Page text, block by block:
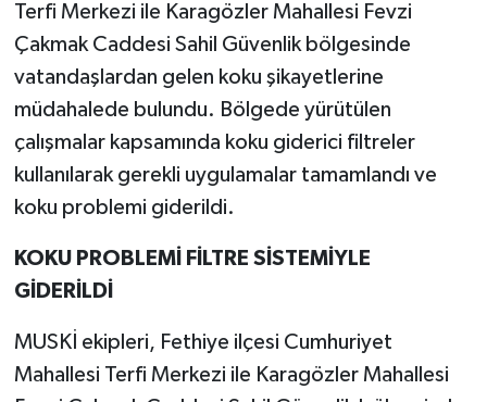
Terfi Merkezi ile Karagözler Mahallesi Fevzi
Çakmak Caddesi Sahil Güvenlik bölgesinde
vatandaşlardan gelen koku şikayetlerine
müdahalede bulundu. Bölgede yürütülen
çalışmalar kapsamında koku giderici filtreler
kullanılarak gerekli uygulamalar tamamlandı ve
koku problemi giderildi.
KOKU PROBLEMİ FİLTRE SİSTEMİYLE
GİDERİLDİ
MUSKİ ekipleri, Fethiye ilçesi Cumhuriyet
Mahallesi Terfi Merkezi ile Karagözler Mahallesi